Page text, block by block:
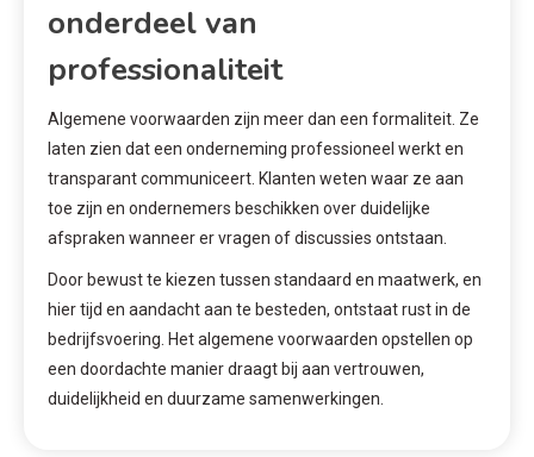
onderdeel van
professionaliteit
Algemene voorwaarden zijn meer dan een formaliteit. Ze
laten zien dat een onderneming professioneel werkt en
transparant communiceert. Klanten weten waar ze aan
toe zijn en ondernemers beschikken over duidelijke
afspraken wanneer er vragen of discussies ontstaan.
Door bewust te kiezen tussen standaard en maatwerk, en
hier tijd en aandacht aan te besteden, ontstaat rust in de
bedrijfsvoering. Het algemene voorwaarden opstellen op
een doordachte manier draagt bij aan vertrouwen,
duidelijkheid en duurzame samenwerkingen.